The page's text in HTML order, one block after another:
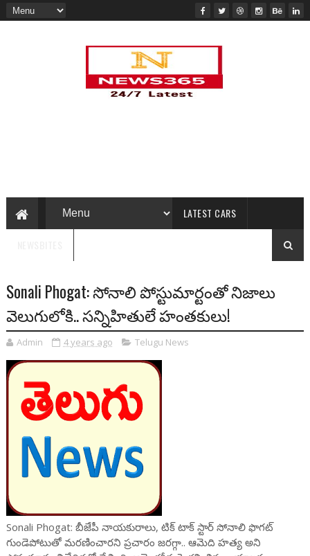
LATEST CARS
Sonali Phogat: సోనాలి పోస్టుమార్టంతో నిజాలు
వెలుగులోకి.. సన్నిహితులే హంతకులు!
Admin 4 years ago Telugu News
Sonali Phogat: బీజేపీ నాయకురాలు, టిక్ టాక్ స్టార్ సోనాలి ఫొగట్‌
గుండెపోటుతో మరణించారని ప్రచారం జరగ్గా.. ఆమెది హత్య అని